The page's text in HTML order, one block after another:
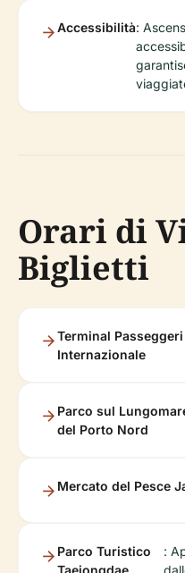
Accessibilità:
Orari di
Biglietti
Terminal Passeggeri
Internazionale
Parco sul
del Porto Nord
Mercato del Pesce
Parco Turistico
Taejongdae
: